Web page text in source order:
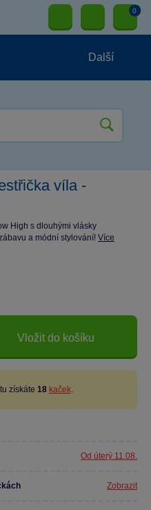
0
Další
víla -
High s dlouhými vlásky
a módní stylování! Více
Vložit do košíku
získáte 18 kaček.
Od úterý 11.08.
Zobrazit